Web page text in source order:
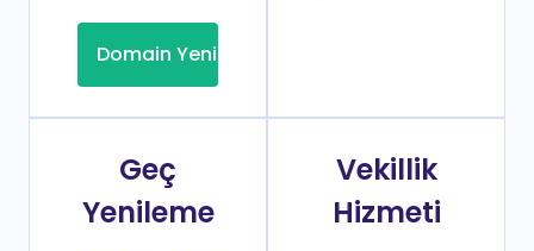
Domain Yenileme
Geç
Yenileme
Vekillik
Hizmeti